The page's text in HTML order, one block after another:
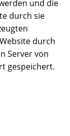
und die
durch sie
durch
Server von
gespeichert.